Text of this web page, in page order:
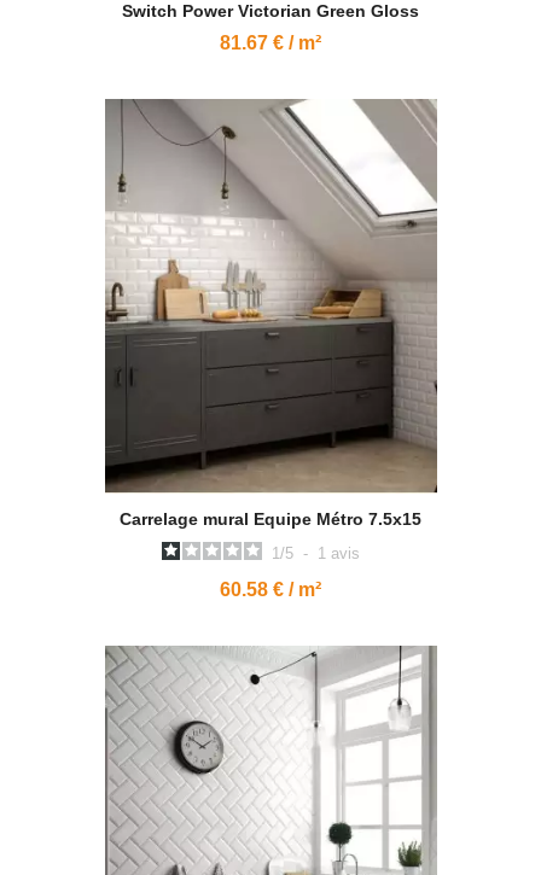
Switch Power Victorian Green Gloss
81.67 € / m²
Carrelage mural Equipe Métro 7.5x15
1/5 - 1 avis
60.58 € / m²